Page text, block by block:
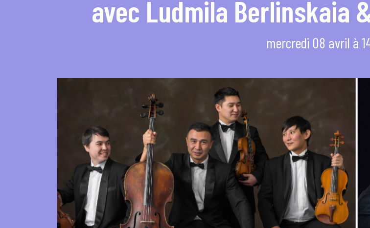
Concerts de midi et demi
Piano Solo Jazz
La salle
L’événementiel
Les contacts
avec Ludmila Berlinskaia
mercredi 08 avril à